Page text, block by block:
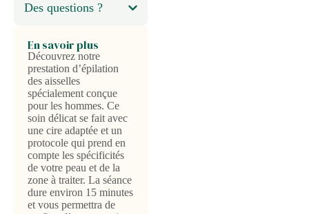
Des questions ?
En savoir plus
Découvrez notre
prestation d’épilation
des aisselles
spécialement conçue
pour les hommes. Ce
soin délicat se fait avec
une cire adaptée et un
protocole qui prend en
compte les spécificités
de votre peau et de la
zone à traiter. La séance
dure environ 15 minutes
et vous permettra de